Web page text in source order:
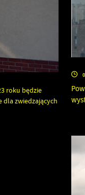
roku będzie
dla zwiedzających